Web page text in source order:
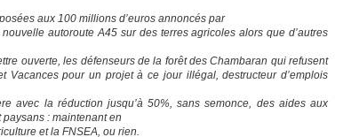
aux 100 millions d’euros annoncés par
autoroute A45 sur des terres agricoles alors que d’autres
ouverte, les défenseurs de la forêt des Chambaran qui refusent
Vacances pour un projet à ce jour illégal, destructeur d’emplois
avec la réduction jusqu’à 50%, sans semonce, des aides aux
: maintenant en
et la FNSEA, ou rien.